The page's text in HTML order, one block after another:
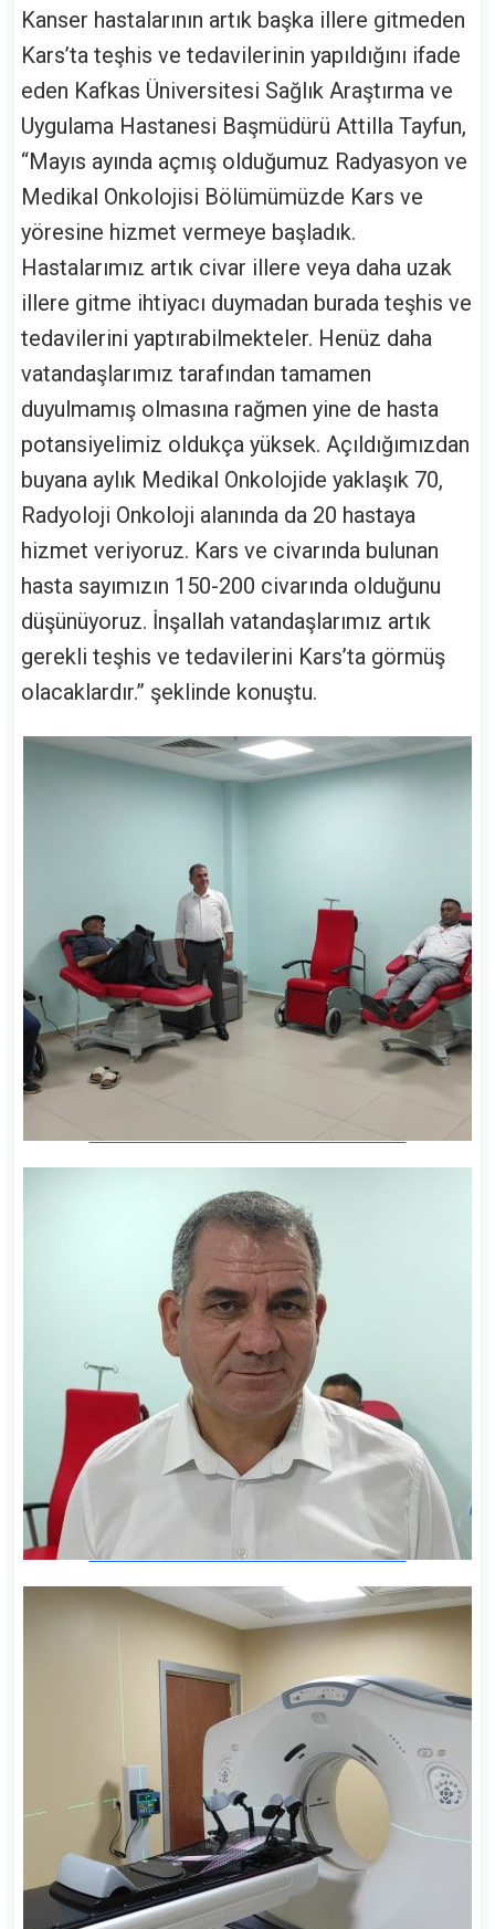
Kanser hastalarının artık başka illere gitmeden
Kars’ta teşhis ve tedavilerinin yapıldığını ifade
eden Kafkas Üniversitesi Sağlık Araştırma ve
Uygulama Hastanesi Başmüdürü Attilla Tayfun,
“Mayıs ayında açmış olduğumuz Radyasyon ve
Medikal Onkolojisi Bölümümüzde Kars ve
yöresine hizmet vermeye başladık.
Hastalarımız artık civar illere veya daha uzak
illere gitme ihtiyacı duymadan burada teşhis ve
tedavilerini yaptırabilmekteler. Henüz daha
vatandaşlarımız tarafından tamamen
duyulmamış olmasına rağmen yine de hasta
potansiyelimiz oldukça yüksek. Açıldığımızdan
buyana aylık Medikal Onkolojide yaklaşık 70,
Radyoloji Onkoloji alanında da 20 hastaya
hizmet veriyoruz. Kars ve civarında bulunan
hasta sayımızın 150-200 civarında olduğunu
düşünüyoruz. İnşallah vatandaşlarımız artık
gerekli teşhis ve tedavilerini Kars’ta görmüş
olacaklardır.” şeklinde konuştu.